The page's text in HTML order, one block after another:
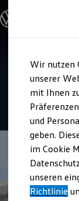
Hauptinhalt
springen
Footer
springen
Modelle und
SUV
Kombis
Schnell
Angebote
E-
Service
Wir nutzen
unserer
mit Ihnen
und
geben.
im Cookie
unseren
Richtlinie